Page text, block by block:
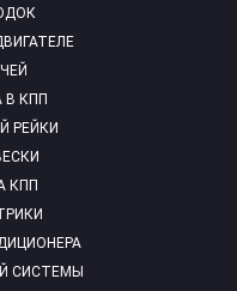
В КПП
РЕЙКИ
КПП
СИСТЕМЫ